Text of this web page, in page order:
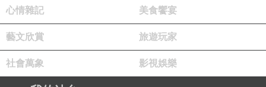
心情雜記 美食饗宴
藝文欣賞 旅遊玩家
社會萬象 影視娛樂